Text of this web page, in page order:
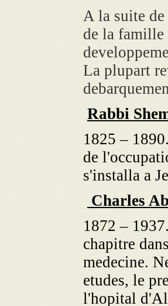
A la suite de
de la famille
La plupart
Rabbi
1825 –
de
s'installa a
Charles
1872 –
chapitre
medecine.
etudes, le
l'hopital